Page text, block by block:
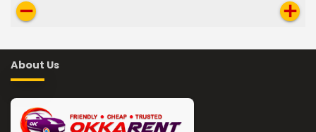
remove add
About Us